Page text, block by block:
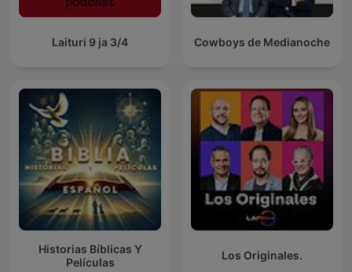
Laituri 9 ja 3/4 Cowboys de Medianoche
Historias Bíblicas Y
Películas
Los Originales.